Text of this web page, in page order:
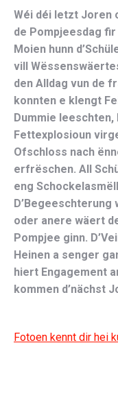
Wéi déi letzt Joren
de Pompjeesdag fir
Moien hunn
vill
den Alldag vun de
konnten e klengt
Dummie
Fettexplosioun
Ofschloss nach
erfrëschen. All
eng
D’Begeeschterung
oder anere wäert
Pompjee ginn.
Heinen a senger
hiert Engagement
kommen d’nächst
Fotoen kennt dir hei